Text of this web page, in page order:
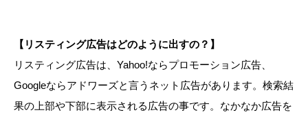
【リスティング広告はどのように出すの？】
リスティング広告は、Yahoo!ならプロモーション広告、
Googleならアドワーズと言うネット広告があります。検索結
果の上部や下部に表示される広告の事です。なかなか広告を